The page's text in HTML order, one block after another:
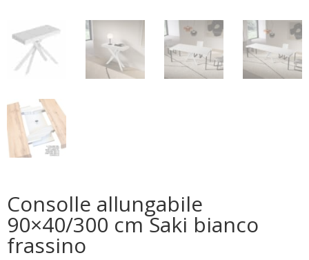
Consolle allungabile
90×40/300 cm Saki bianco
frassino